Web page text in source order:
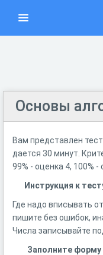
Основы
Вам представлен
дается 30 минут.
99% - оценка 4, 100%
Инструкция к
Где надо вписывать
пишите без ошибок,
Числа записывайте
Заполните форму